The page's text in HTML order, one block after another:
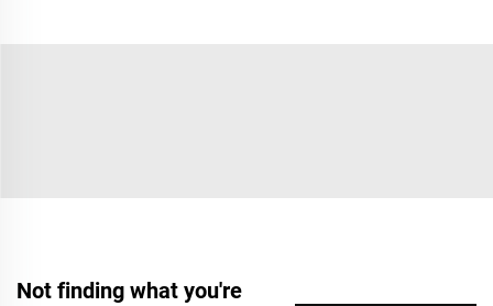
Not finding what you're